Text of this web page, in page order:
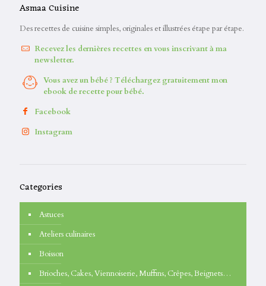
Asmaa Cuisine
Des recettes de cuisine simples, originales et illustrées étape par étape.
Recevez les dernières recettes en vous inscrivant à ma
newsletter.
Vous avez un bébé ? Téléchargez gratuitement mon
ebook de recette pour bébé.
Facebook
Instagram
Categories
Astuces
Ateliers culinaires
Boisson
Brioches, Cakes, Viennoiserie, Muffins, Crêpes, Beignets…